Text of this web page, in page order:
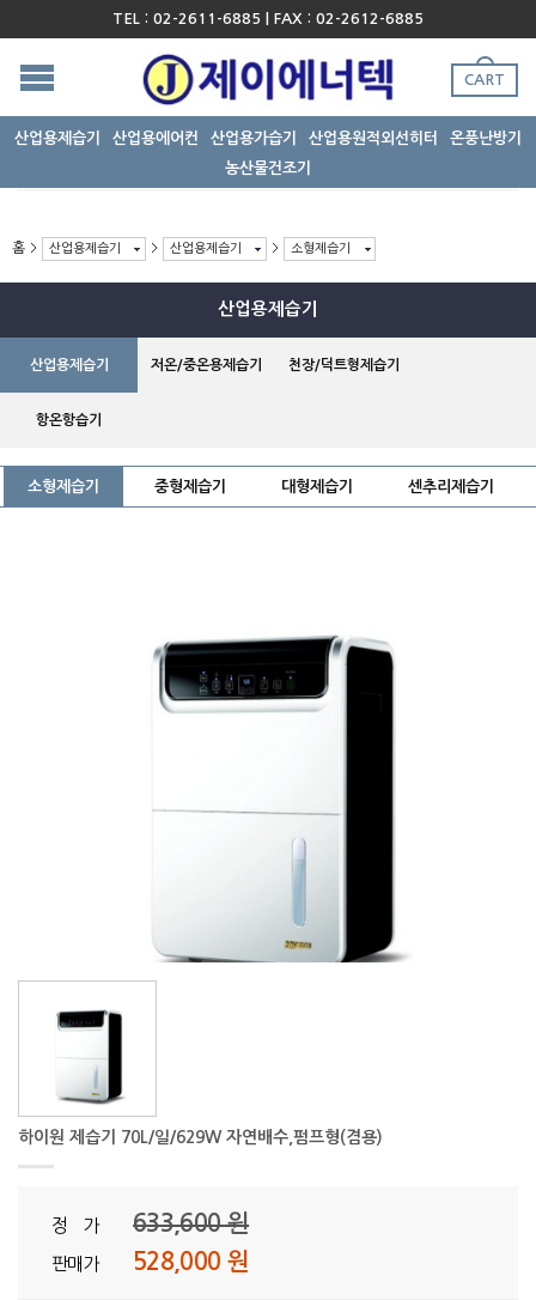
TEL : 02-2611-6885 | FAX : 02-2612-6885
CART
산업용제습기 산업용에어컨 산업용가습기 산업용원적외선히터
온풍난방기
농산물건조기
홈 산업용제습기 산업용제습기 소형제습기
산업용제습기
산업용제습기 저온/중온용제습기 천장/덕트형제습기
항온항습기
소형제습기 중형제습기 대형제습기 센추리제습기
하이원 제습기 70L/일/629W 자연배수,펌프형(겸용)
정 가 633,600 원
판매가 528,000 원